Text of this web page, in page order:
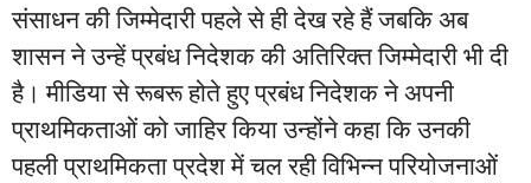
संसाधन की जिम्मेदारी पहले से ही देख रहे हैं जबकि अब
शासन ने उन्हें प्रबंध निदेशक की अतिरिक्त जिम्मेदारी भी दी
है। मीडिया से रूबरू होते हुए प्रबंध निदेशक ने अपनी
प्राथमिकताओं को जाहिर किया उन्होंने कहा कि उनकी
पहली प्राथमिकता प्रदेश में चल रही विभिन्न परियोजनाओं